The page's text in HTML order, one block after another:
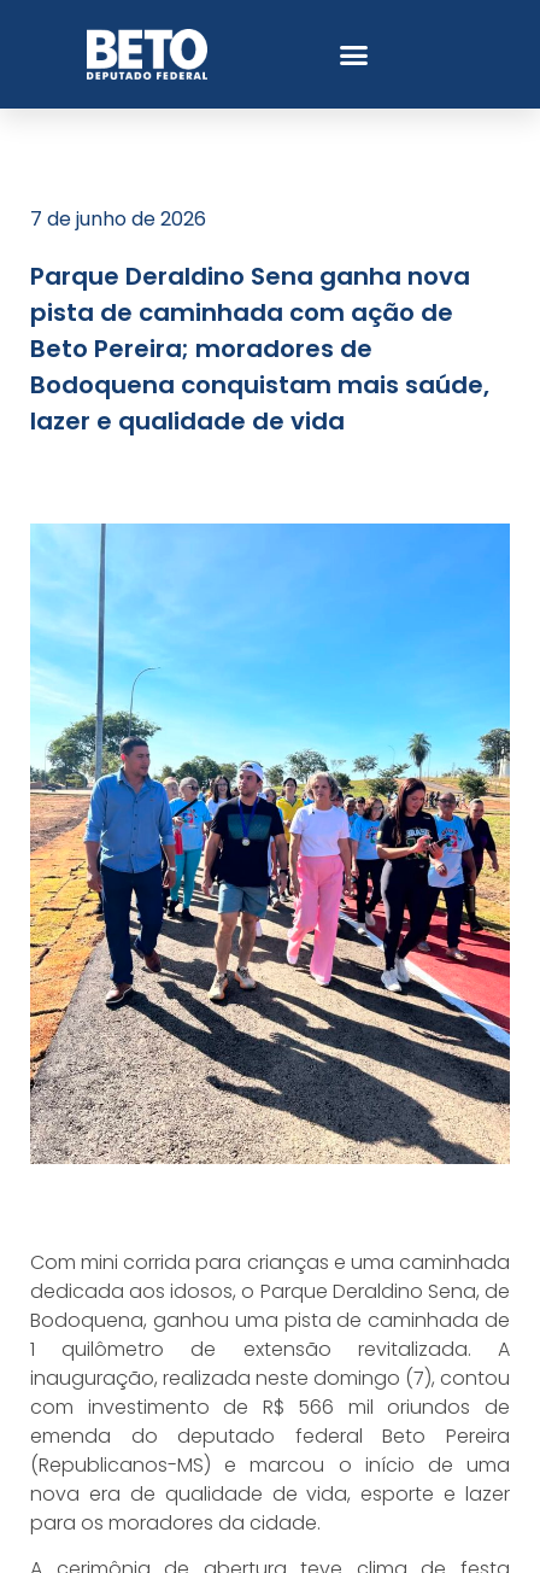
7 de junho de 2026
Parque Deraldino Sena ganha nova
pista de caminhada com ação de
Beto Pereira; moradores de
Bodoquena conquistam mais saúde,
lazer e qualidade de vida
Com mini corrida para crianças e uma caminhada
dedicada aos idosos, o Parque Deraldino Sena, de
Bodoquena, ganhou uma pista de caminhada de
1 quilômetro de extensão revitalizada. A
inauguração, realizada neste domingo (7), contou
com investimento de R$ 566 mil oriundos de
emenda do deputado federal Beto Pereira
(Republicanos-MS) e marcou o início de uma
nova era de qualidade de vida, esporte e lazer
para os moradores da cidade.